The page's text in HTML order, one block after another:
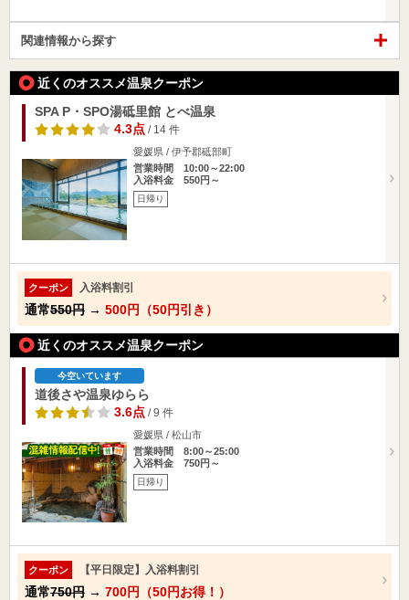
関連情報から探す
近くのオススメ温泉クーポン
SPA P・SPO湯砥里館 とべ温泉
4.3点/ 14 件
愛媛県 / 伊予郡砥部町
営業時間 10:00～22:00
入浴料金 550円～
日帰り
クーポン 入浴料割引
通常550円 → 500円（50円引き）
近くのオススメ温泉クーポン
今空いています
道後さや温泉ゆらら
3.6点/ 9 件
愛媛県 / 松山市
営業時間 8:00～25:00
入浴料金 750円～
日帰り
クーポン 【平日限定】入浴料割引
通常750円 → 700円（50円お得！）